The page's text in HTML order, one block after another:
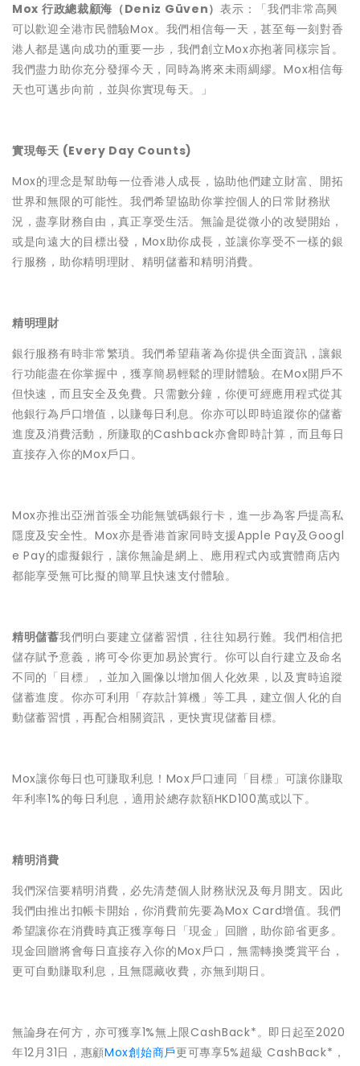
Mox 行政總裁顧海（Deniz Güven）表示：「我們非常高興
可以歡迎全港市民體驗Mox。我們相信每一天，甚至每一刻對香
港人都是邁向成功的重要一步，我們創立Mox亦抱著同樣宗旨。
我們盡力助你充分發揮今天，同時為將來未雨綢繆。Mox相信每
天也可邁步向前，並與你實現每天。」
實現每天 (Every Day Counts)
Mox的理念是幫助每一位香港人成長，協助他們建立財富、開拓
世界和無限的可能性。我們希望協助你掌控個人的日常財務狀
況，盡享財務自由，真正享受生活。無論是從微小的改變開始，
或是向遠大的目標出發，Mox助你成長，並讓你享受不一樣的銀
行服務，助你精明理財、精明儲蓄和精明消費。
精明理財
銀行服務有時非常繁瑣。我們希望藉著為你提供全面資訊，讓銀
行功能盡在你掌握中，獲享簡易輕鬆的理財體驗。在Mox開戶不
但快速，而且安全及免費。只需數分鐘，你便可經應用程式從其
他銀行為戶口增值，以賺每日利息。你亦可以即時追蹤你的儲蓄
進度及消費活動，所賺取的Cashback亦會即時計算，而且每日
直接存入你的Mox戶口。
Mox亦推出亞洲首張全功能無號碼銀行卡，進一步為客戶提高私
隱度及安全性。Mox亦是香港首家同時支援Apple Pay及Googl
e Pay的虛擬銀行，讓你無論是網上、應用程式內或實體商店內
都能享受無可比擬的簡單且快速支付體驗。
精明儲蓄我們明白要建立儲蓄習慣，往往知易行難。我們相信把
儲存賦予意義，將可令你更加易於實行。你可以自行建立及命名
不同的「目標」，並加入圖像以增加個人化效果，以及實時追蹤
儲蓄進度。你亦可利用「存款計算機」等工具，建立個人化的自
動儲蓄習慣，再配合相關資訊，更快實現儲蓄目標。
Mox讓你每日也可賺取利息！Mox戶口連同「目標」可讓你賺取
年利率1%的每日利息，適用於總存款額HKD100萬或以下。
精明消費
我們深信要精明消費，必先清楚個人財務狀況及每月開支。因此
我們由推出扣帳卡開始，你消費前先要為Mox Card增值。我們
希望讓你在消費時真正獲享每日「現金」回贈，助你節省更多。
現金回贈將會每日直接存入你的Mox戶口，無需轉換獎賞平台，
更可自動賺取利息，且無隱藏收費，亦無到期日。
無論身在何方，亦可獲享1%無上限CashBack*。即日起至2020
年12月31日，惠顧Mox創始商戶更可專享5%超級 CashBack*，